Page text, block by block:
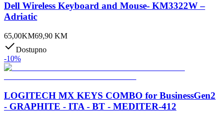
Dell Wireless Keyboard and Mouse- KM3322W –
Adriatic
65,00KM69,90 KM
Dostupno
-10%
LOGITECH MX KEYS COMBO for BusinessGen2
- GRAPHITE - ITA - BT - MEDITER-412